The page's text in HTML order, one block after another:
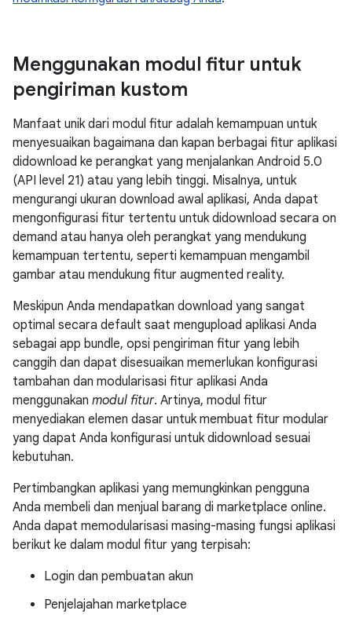
Menggunakan modul fitur untuk
pengiriman kustom
Manfaat unik dari modul fitur adalah kemampuan untuk
menyesuaikan bagaimana dan kapan berbagai fitur aplikasi
didownload ke perangkat yang menjalankan Android 5.0
(API level 21) atau yang lebih tinggi. Misalnya, untuk
mengurangi ukuran download awal aplikasi, Anda dapat
mengonfigurasi fitur tertentu untuk didownload secara on
demand atau hanya oleh perangkat yang mendukung
kemampuan tertentu, seperti kemampuan mengambil
gambar atau mendukung fitur augmented reality.
Meskipun Anda mendapatkan download yang sangat
optimal secara default saat mengupload aplikasi Anda
sebagai app bundle, opsi pengiriman fitur yang lebih
canggih dan dapat disesuaikan memerlukan konfigurasi
tambahan dan modularisasi fitur aplikasi Anda
menggunakan modul fitur. Artinya, modul fitur
menyediakan elemen dasar untuk membuat fitur modular
yang dapat Anda konfigurasi untuk didownload sesuai
kebutuhan.
Pertimbangkan aplikasi yang memungkinkan pengguna
Anda membeli dan menjual barang di marketplace online.
Anda dapat memodularisasi masing-masing fungsi aplikasi
berikut ke dalam modul fitur yang terpisah:
Login dan pembuatan akun
Penjelajahan marketplace